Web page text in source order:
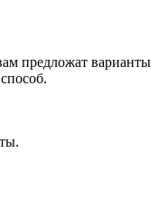
предложат варианты